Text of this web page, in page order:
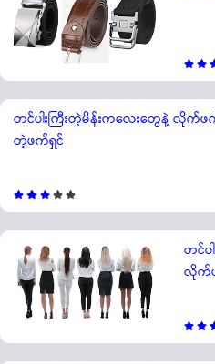
တင်ပါးကြီးတဲ့မိန်းကလေးတွေနဲ့ လိုက်
တဲ့ဖက်ရှင်
တင်ပ
လိုက်